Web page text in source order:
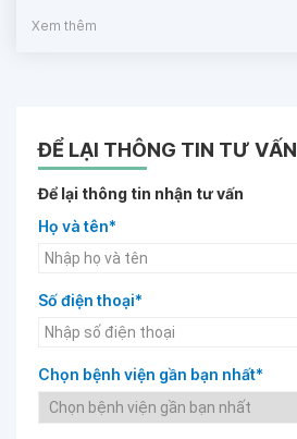
Xem thêm
ĐỂ LẠI THÔNG TIN TƯ VẤN
Để lại thông tin nhận tư vấn
Họ và tên*
Số điện thoại*
Chọn bệnh viện gần bạn nhất*